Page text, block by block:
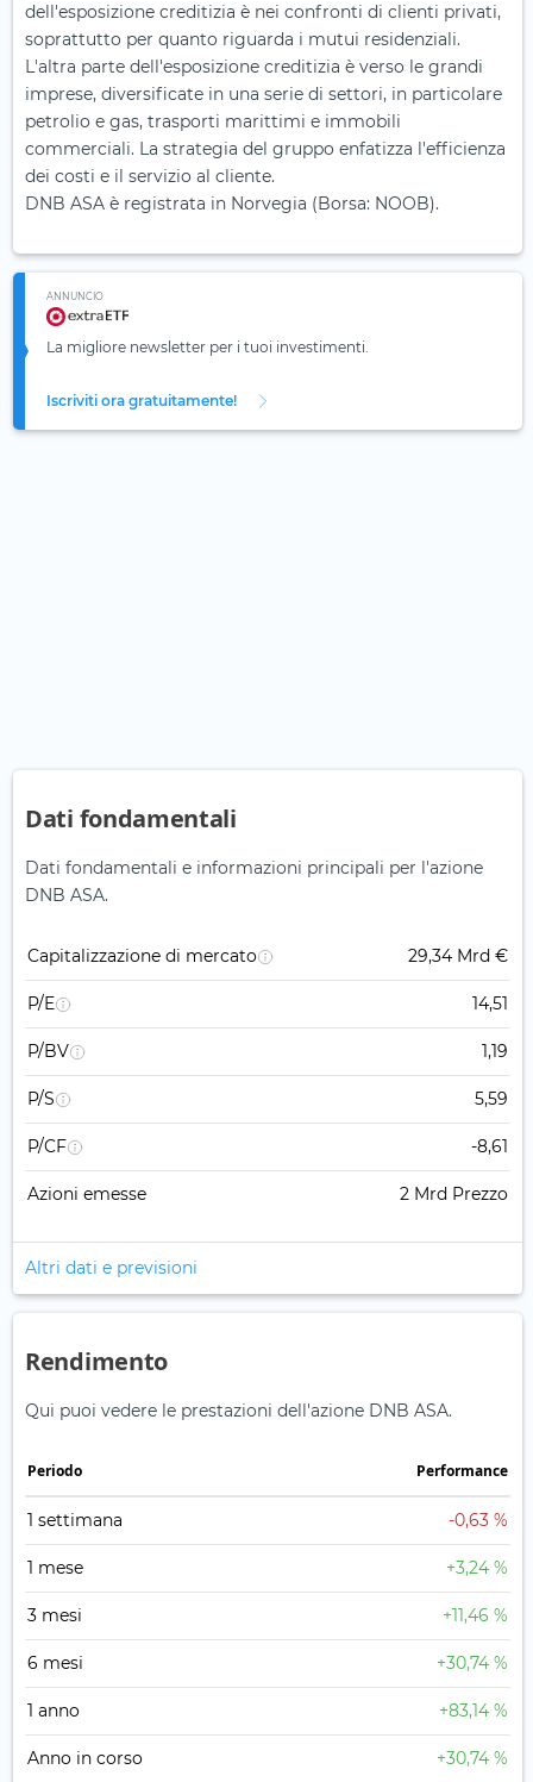
dell'esposizione creditizia è nei confronti di clienti privati,
soprattutto per quanto riguarda i mutui residenziali.
L'altra parte dell'esposizione creditizia è verso le grandi
imprese, diversificate in una serie di settori, in particolare
petrolio e gas, trasporti marittimi e immobili
commerciali. La strategia del gruppo enfatizza l'efficienza
dei costi e il servizio al cliente.
DNB ASA è registrata in Norvegia (Borsa: NOOB).
ANNUNCIO
La migliore newsletter per i tuoi investimenti.
Iscriviti ora gratuitamente!
Dati fondamentali
Dati fondamentali e informazioni principali per l'azione
DNB ASA.
Capitalizzazione di mercato 29,34 Mrd €
P/E 14,51
P/BV 1,19
P/S 5,59
P/CF -8,61
Azioni emesse 2 Mrd Prezzo
Altri dati e previsioni
Rendimento
Qui puoi vedere le prestazioni dell'azione DNB ASA.
Periodo Performance
1 settimana -0,63 %
1 mese +3,24 %
3 mesi +11,46 %
6 mesi +30,74 %
1 anno +83,14 %
Anno in corso +30,74 %